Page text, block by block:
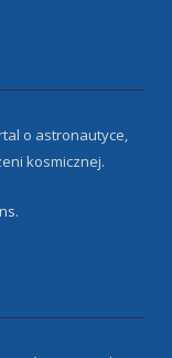
o astronautyce,
kosmicznej.
.